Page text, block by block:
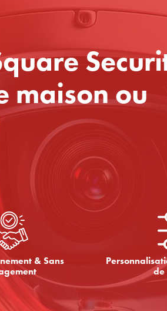
maison ou
& Sans
de